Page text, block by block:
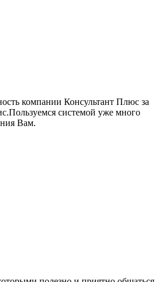
компании Консультант Плюс за
системой уже много
Вам.